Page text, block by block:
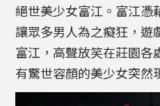
絕世美少女富江。富江憑
讓眾多男人為之癡狂，遊
富江，高聲放笑在莊園各
有驚世容顏的美少女突然